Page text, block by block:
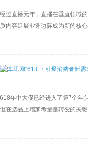
经过直播元年，直播在垂直领域
质内容延展业务边际成为新的核心
618年中大促已经进入了第7个年
但在选品上增加考量是转变的关